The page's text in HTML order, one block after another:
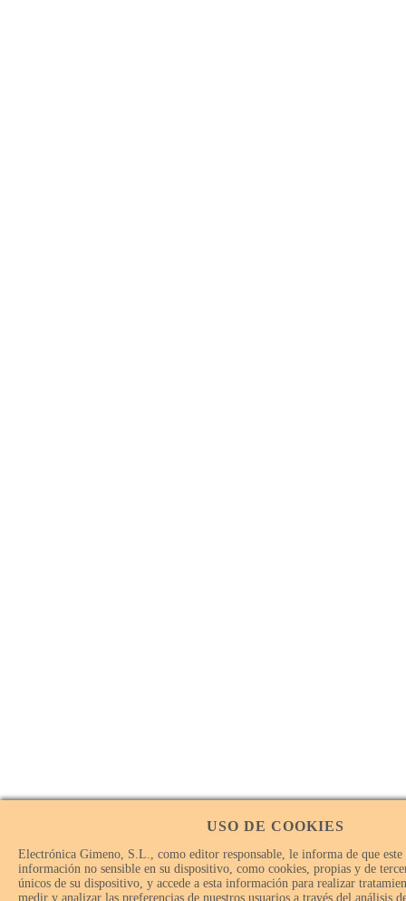
USO DE COOKIES
Electrónica Gimeno, S.L., como editor responsable, le informa de que este
información no sensible en su dispositivo, como cookies, propias y de
únicos de su dispositivo, y accede a esta información para realizar
medir y analizar las preferencias de nuestros usuarios a través del análisis